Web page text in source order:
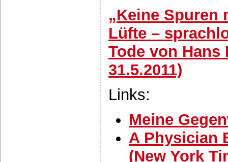
„Keine Spuren
Lüfte –
Tode von Hans
31.5.2011)
Links:
Meine
A Physician
(New York